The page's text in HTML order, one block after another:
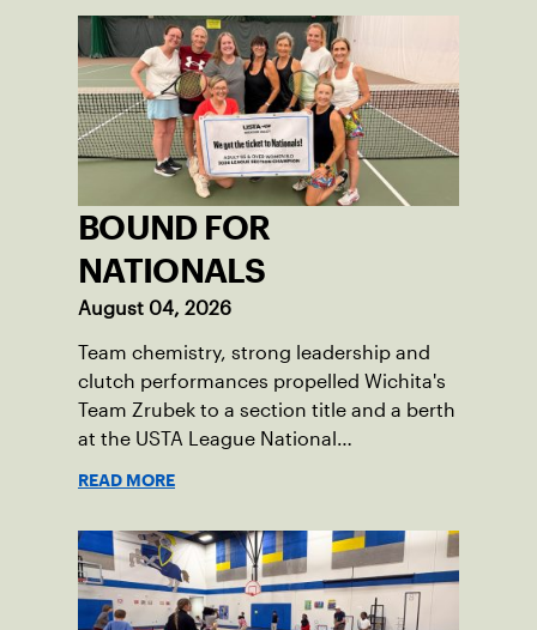
NATIONALS
August 04, 2026
Team chemistry, strong leadership and
clutch performances propelled Wichita's
Team Zrubek to a section title and a berth
at the USTA League National
Championships.
READ MORE
July 31, 2026
Hundreds of Oklahoma City elementary
students are discovering tennis through